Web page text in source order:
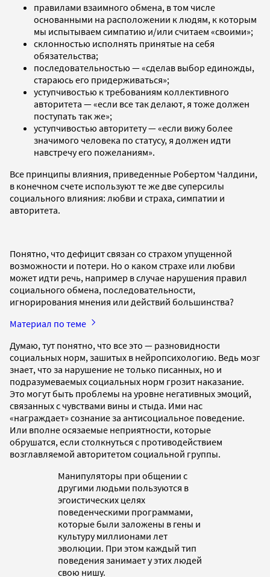
правилами взаимного обмена, в том числе
основанными на расположении к людям, к которым
мы испытываем симпатию и/или считаем «своими»;
склонностью исполнять принятые на себя
обязательства;
последовательностью — «сделав выбор единожды,
стараюсь его придерживаться»;
уступчивостью к требованиям коллективного
авторитета — «если все так делают, я тоже должен
поступать так же»;
уступчивостью авторитету — «если вижу более
значимого человека по статусу, я должен идти
навстречу его пожеланиям».
Все принципы влияния, приведенные Робертом Чалдини,
в конечном счете используют те же две суперсилы
социального влияния: любви и страха, симпатии и
авторитета.
Понятно, что дефицит связан со страхом упущенной
возможности и потери. Но о каком страхе или любви
может идти речь, например в случае нарушения правил
социального обмена, последовательности,
игнорирования мнения или действий большинства?
Материал по теме
Думаю, тут понятно, что все это — разновидности
социальных норм, зашитых в нейропсихологию. Ведь мозг
знает, что за нарушение не только писанных, но и
подразумеваемых социальных норм грозит наказание.
Это могут быть проблемы на уровне негативных эмоций,
связанных с чувствами вины и стыда. Ими нас
«награждает» сознание за антисоциальное поведение.
Или вполне осязаемые неприятности, которые
обрушатся, если столкнуться с противодействием
возглавляемой авторитетом социальной группы.
Манипуляторы при общении с
другими людьми пользуются в
эгоистических целях
поведенческими программами,
которые были заложены в гены и
культуру миллионами лет
эволюции. При этом каждый тип
поведения занимает у этих людей
свою нишу.